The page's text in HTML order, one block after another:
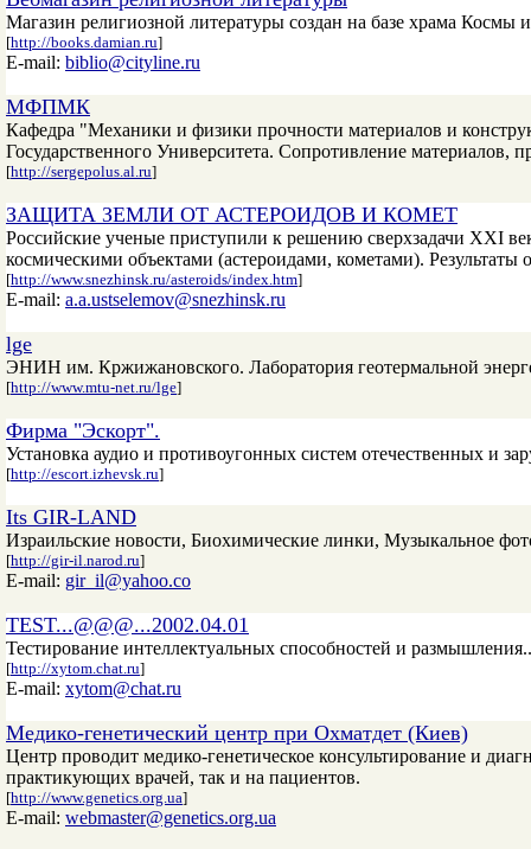
Магазин религиозной литературы создан на базе храма
[http://books.damian.ru]
E-mail: biblio@cityline.ru
МФПМК
Кафедра "Механики и физики прочности материалов и
Государственного Университета. Сопротивление материалов,
[http://sergepolus.al.ru]
ЗАЩИТА ЗЕМЛИ ОТ АСТЕРОИДОВ И КОМЕТ
Российские ученые приступили к решению сверхзадачи XXI
космическими объектами (астероидами, кометами).
[http://www.snezhinsk.ru/asteroids/index.htm]
E-mail: a.a.ustselemov@snezhinsk.ru
lge
ЭНИН им. Кржижановского. Лаборатория геотермальной
[http://www.mtu-net.ru/lge]
Фирма "Эскорт".
Установка аудио и противоугонных систем отечественных и
[http://escort.izhevsk.ru]
Its GIR-LAND
Израильские новости, Биохимические линки, Музыкальное
[http://gir-il.narod.ru]
E-mail: gir_il@yahoo.co
TEST...@@@...2002.04.01
Тестирование интеллектуальных способностей и
[http://xytom.chat.ru]
E-mail: xytom@chat.ru
Медико-генетический центр при Охматдет (Киев)
Центр проводит медико-генетическое консультирование и
практикующих врачей, так и на пациентов.
[http://www.genetics.org.ua]
E-mail: webmaster@genetics.org.ua